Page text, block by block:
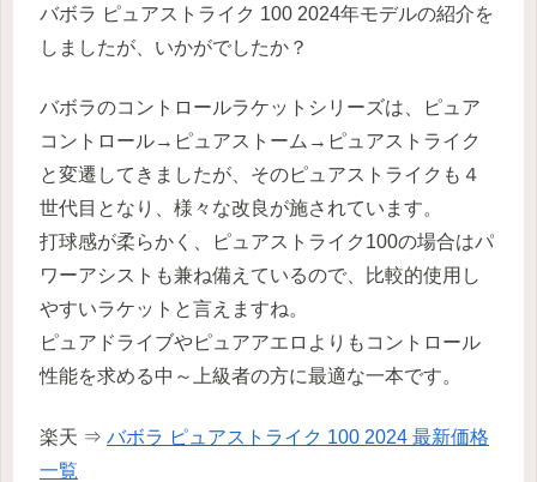
バボラ ピュアストライク 100 2024年モデルの紹介を
しましたが、いかがでしたか？
バボラのコントロールラケットシリーズは、ピュア
コントロール→ピュアストーム→ピュアストライク
と変遷してきましたが、そのピュアストライクも４
世代目となり、様々な改良が施されています。
打球感が柔らかく、ピュアストライク100の場合はパ
ワーアシストも兼ね備えているので、比較的使用し
やすいラケットと言えますね。
ピュアドライブやピュアアエロよりもコントロール
性能を求める中～上級者の方に最適な一本です。
楽天 ⇒ バボラ ピュアストライク 100 2024 最新価格
一覧